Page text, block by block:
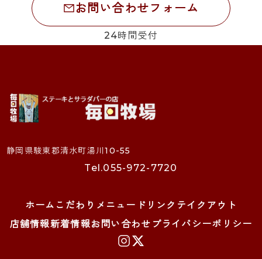
お問い合わせフォーム
24時間受付
静岡県駿東郡清水町湯川10-55
Tel.055-972-7720
ホーム こだわり メニュー ドリンク テイクアウト
店舗情報新着情報お問い合わせ プライバシーポリシー